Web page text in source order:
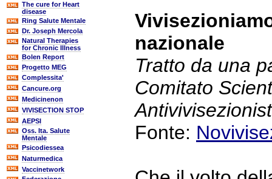
The cure for Heart
disease
Ring Salute Mentale
Dr. Joseph Mercola
Natural Therapies
for Chronic Illness
Bolen Report
Progetto MEG
Complessita'
Cancure.org
Medicinenon
VIVISECTION STOP
AEPSI
Oss. Ita. Salute
Mentale
Psicodiessea
Naturmedica
Vaccinetwork
nazionale
Tratto da una
Comitato
Fonte: